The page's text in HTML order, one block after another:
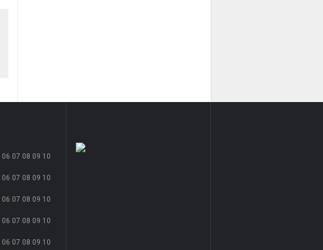
06 07 08 09 10
06 07 08 09 10
06 07 08 09 10
06 07 08 09 10
06 07 08 09 10